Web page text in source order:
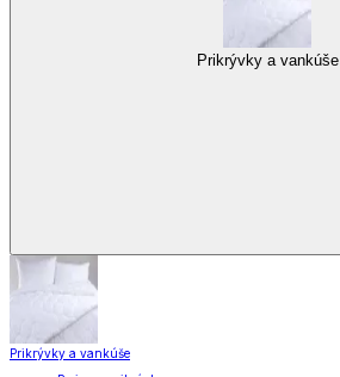
Prikrývky a vankúše
Prikrývky a vankúše